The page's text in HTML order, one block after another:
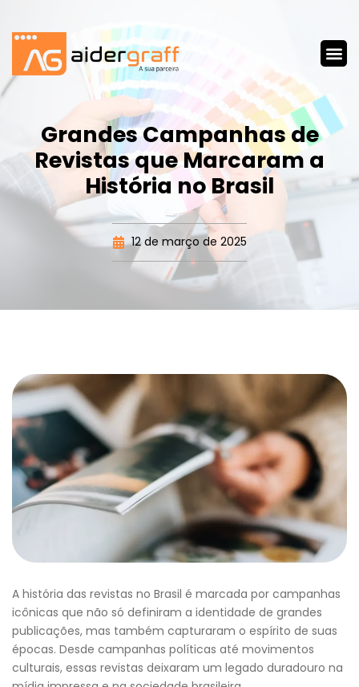
Grandes Campanhas de
Revistas que Marcaram a
História no Brasil
12 de março de 2025
A história das revistas no Brasil é marcada por campanhas
icônicas que não só definiram a identidade de grandes
publicações, mas também capturaram o espírito de suas
épocas. Desde campanhas políticas até movimentos
culturais, essas revistas deixaram um legado duradouro na